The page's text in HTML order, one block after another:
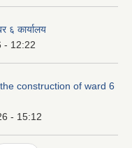
६ कार्यालय
- 12:22
construction of ward 6
- 15:12